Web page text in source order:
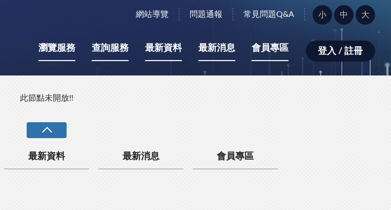
網站導覽 問題通報 常見問題Q&A
字
型
小：
小 中 大
瀏覽服務 查詢服務 最新資料 最新消息 會員專區 登入 / 註冊
此節點未開放!!
最新資料 最新消息 會員專區